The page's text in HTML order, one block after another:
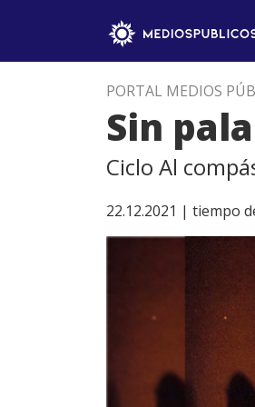
PORTAL MEDIOS
Sin
Ciclo Al
22.12.2021 | tiempo